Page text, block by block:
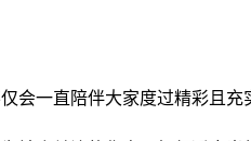
会一直陪伴大家度过精彩且